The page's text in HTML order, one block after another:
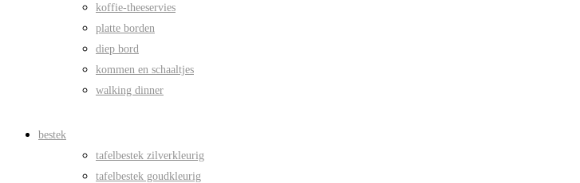
koffie-theeservies
platte borden
diep bord
kommen en schaaltjes
walking dinner
bestek
tafelbestek zilverkleurig
tafelbestek goudkleurig